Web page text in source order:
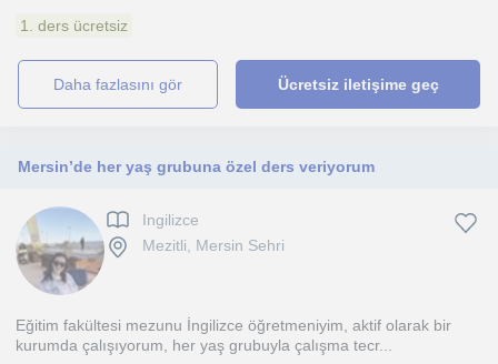
1. ders ücretsiz
daha fazlasını gör Ücretsiz iletişime geç
Mersin’de her yaş grubuna özel ders veriyorum
Ingilizce
Mezitli, Mersin Sehri
Eğitim fakültesi mezunu İngilizce öğretmeniyim, aktif olarak bir
kurumda çalışıyorum, her yaş grubuyla çalışma tecr...